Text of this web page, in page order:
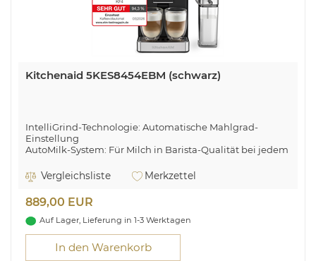
Kitchenaid 5KES8454EBM (schwarz)
IntelliGrind-Technologie: Automatische Mahlgrad-
Einstellung
AutoMilk-System: Für Milch in Barista-Qualität bei jedem
Automatisches Zwei-Tassen-Milchsystem
790-ml-Milchbehälter
Kompakte Abmessungen
Benutzerfreundliches 8,9-cm-Farbdisplay
QuietGrind-Technologie
Vergleichsliste Merkzettel
889,00 EUR
Auf Lager, Lieferung in 1-3 Werktagen
In den Warenkorb